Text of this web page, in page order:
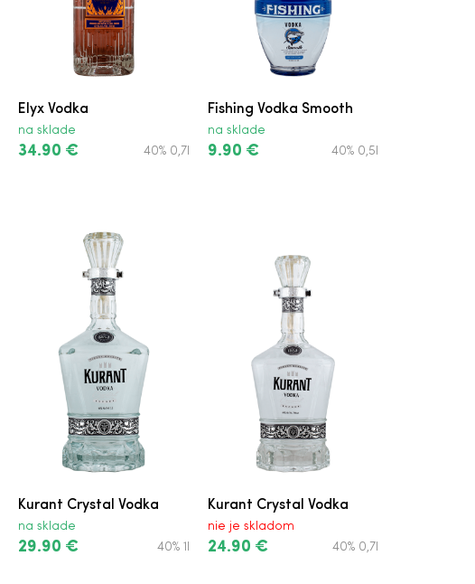
Elyx Vodka
na sklade
34.90 € 40% 0,7l
Fishing Vodka Smooth
na sklade
9.90 € 40% 0,5l
Kurant Crystal Vodka
na sklade
29.90 € 40% 1l
Kurant Crystal Vodka
nie je skladom
24.90 € 40% 0,7l